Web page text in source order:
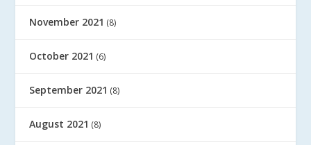
November 2021 (8)
October 2021 (6)
September 2021 (8)
August 2021 (8)